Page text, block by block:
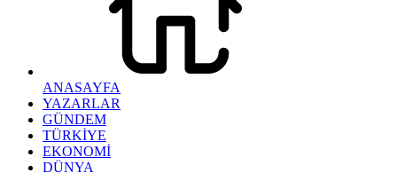
ANASAYFA
YAZARLAR
GÜNDEM
TÜRKİYE
EKONOMİ
DÜNYA